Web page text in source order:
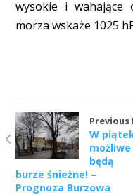
wysokie i wahające
morza wskaże 1025
Previous
W
możliwe
będą
burze śnieżne! –
Prognoza Burzowa